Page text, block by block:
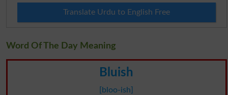
Translate Urdu to English Free
Word Of The Day Meaning
Bluish
[bloo-ish]